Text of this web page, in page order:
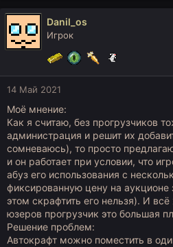
к
ц
и
и
Danil_os
Игрок
14 Май 2021
Моё мнение:
Как я считаю, без прогрузчиков
администрация и решит их
сомневаюсь), то просто
и он работает при условии, что
абуз его использования с
фиксированную цену на аукционе
этом скрафтить его нельзя). И
юзеров прогрузчик это большая
Решение проблем:
Автокрафт можно поместить в